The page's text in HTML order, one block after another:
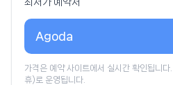
Agoda
가격은 예약 사이트에서 실시간 확인됩니
휴)로 운영됩니다.